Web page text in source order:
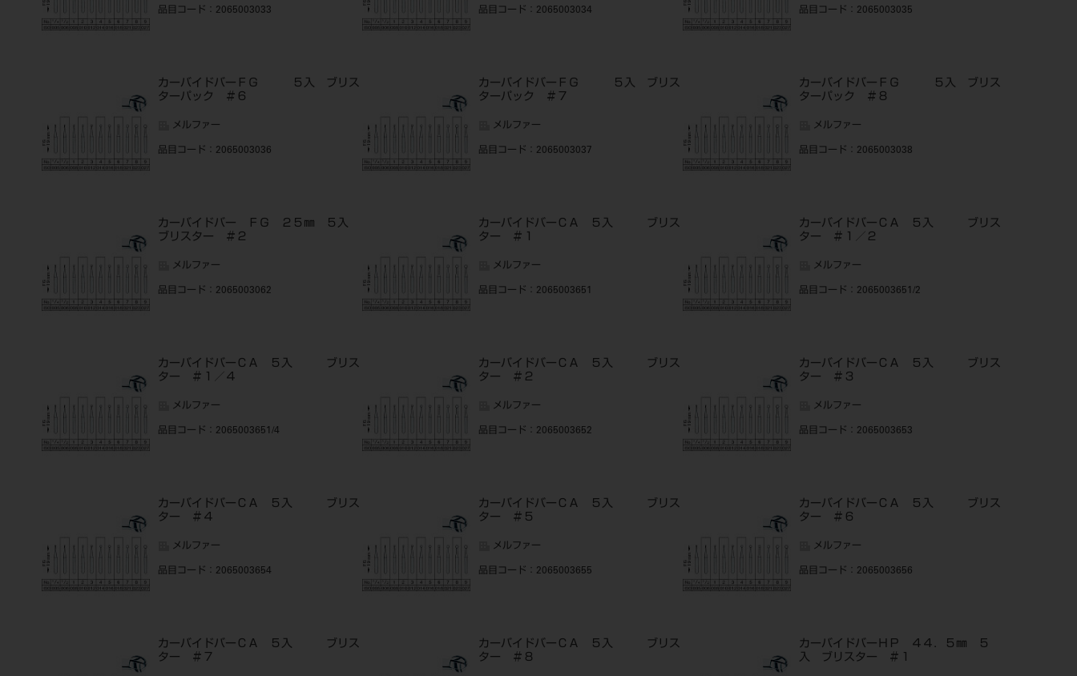
品目コード ：2065003033 品目コード ：2065003034 品目コード ：2065003035
カーバイドバーＦＧ ５入 ブリス
ターパック ＃６
メルファー
品目コード ：2065003036
カーバイドバーＦＧ ５入 ブリス
ターパック ＃７
メルファー
品目コード ：2065003037
カーバイドバーＦＧ ５入 ブリス
ターパック ＃８
メルファー
品目コード ：2065003038
カーバイドバー ＦＧ ２５㎜ ５入
ブリスター ＃２
メルファー
品目コード ：2065003062
カーバイドバーＣＡ ５入 ブリス
ター ＃１
メルファー
品目コード ：2065003651
カーバイドバーＣＡ ５入 ブリス
ター ＃１／２
メルファー
品目コード ：2065003651/2
カーバイドバーＣＡ ５入 ブリス
ター ＃１／４
メルファー
品目コード ：2065003651/4
カーバイドバーＣＡ ５入 ブリス
ター ＃２
メルファー
品目コード ：2065003652
カーバイドバーＣＡ ５入 ブリス
ター ＃３
メルファー
品目コード ：2065003653
カーバイドバーＣＡ ５入 ブリス
ター ＃４
メルファー
品目コード ：2065003654
カーバイドバーＣＡ ５入 ブリス
ター ＃５
メルファー
品目コード ：2065003655
カーバイドバーＣＡ ５入 ブリス
ター ＃６
メルファー
品目コード ：2065003656
カーバイドバーＣＡ ５入 ブリス
ター ＃７
カーバイドバーＣＡ ５入 ブリス
ター ＃８
カーバイドバーＨＰ ４４．５㎜ ５
入 ブリスター ＃１